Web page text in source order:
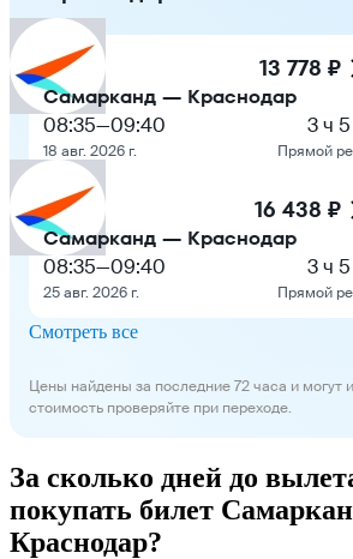
13 778 ₽
Самарканд — Краснодар
08:35—09:40
18 авг. 2026 г.
3 ч
Прямой
16 438 ₽
Самарканд — Краснодар
08:35—09:40
25 авг. 2026 г.
3 ч
Прямой
Смотреть все
Цены найдены за последние 72 часа и могут
стоимость проверяйте при переходе.
За сколько дней до
покупать билет
Краснодар?